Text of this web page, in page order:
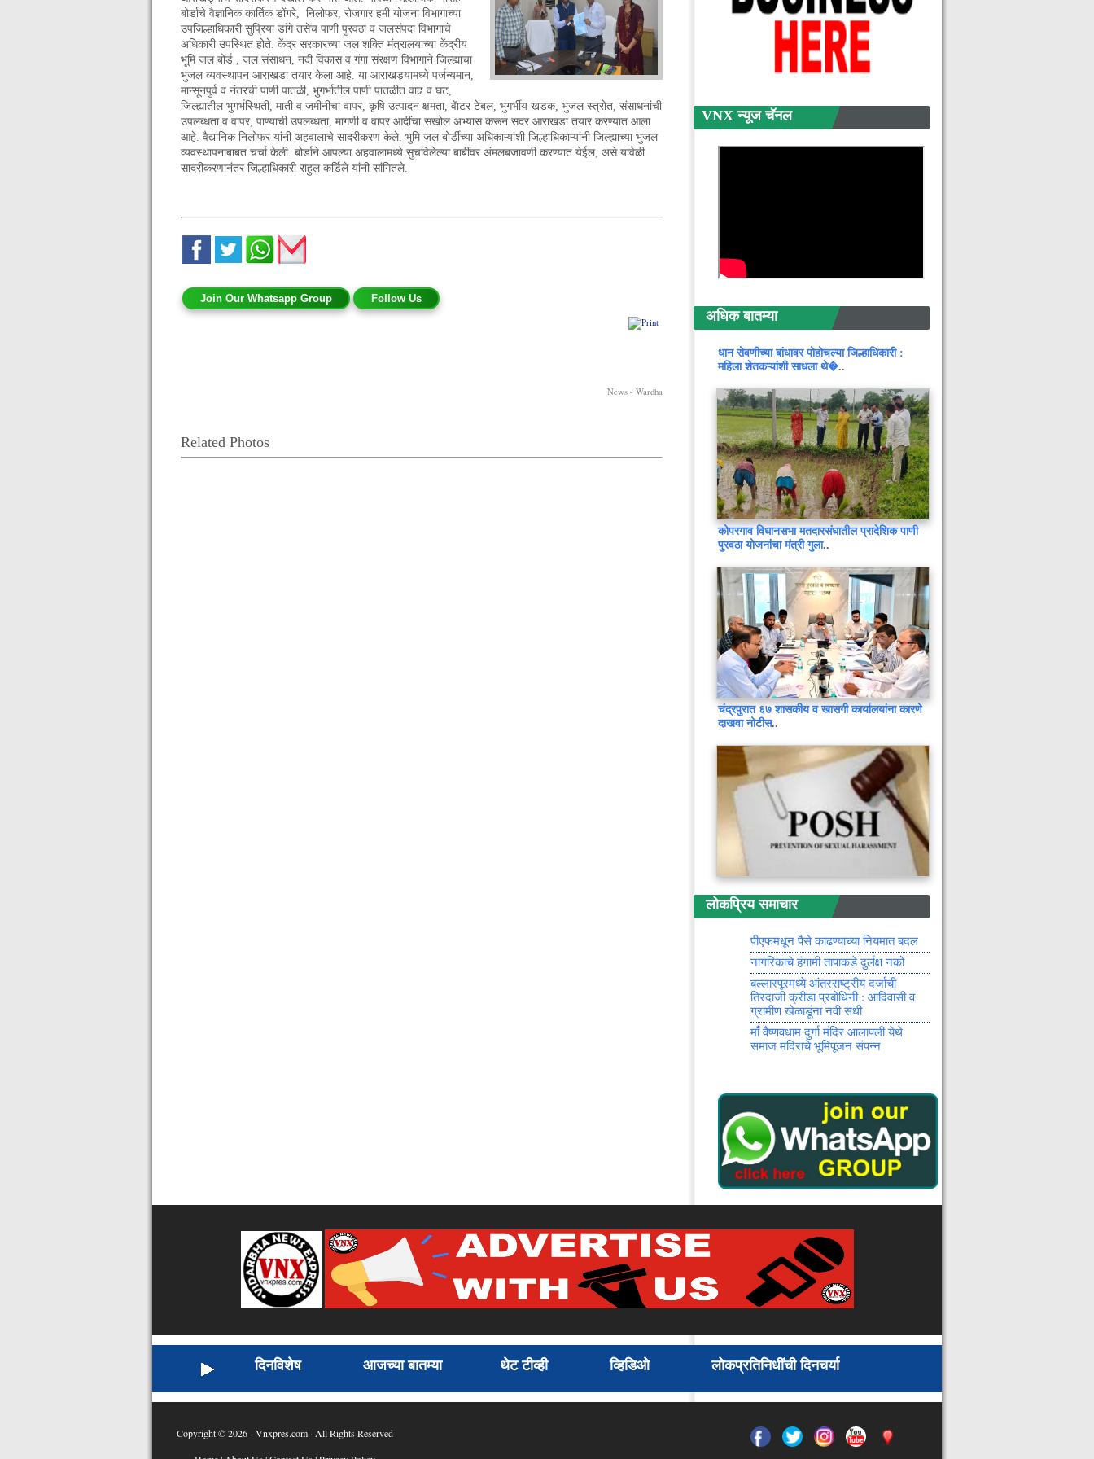
बोर्डाचे वैज्ञानिक कार्तिक डोंगरे, निलोफर, रोजगार हमी योजना विभागाच्या
उपजिल्हाधिकारी सुप्रिया डांगे तसेच पाणी पुरवठा व जलसंपदा विभागाचे
अधिकारी उपस्थित होते. केंद्र सरकारच्या जल शक्ति मंत्रालयाच्या केंद्रीय
भूमि जल बोर्ड , जल संसाधन, नदी विकास व गंगा संरक्षण विभागाने जिल्ह्याचा
भुजल व्यवस्थापन आराखडा तयार केला आहे. या आराखड्यामध्ये पर्जन्यमान,
मान्सूनपुर्व व नंतरची पाणी पातळी, भुगर्भातील पाणी पातळीत वाढ व घट,
जिल्ह्यातील भुगर्भस्थिती, माती व जमीनीचा वापर, कृषि उत्पादन क्षमता, वॅाटर टेबल, भुगर्भीय खडक, भुजल स्त्रोत, संसाधनांची
उपलब्धता व वापर, पाण्याची उपलब्धता, मागणी व वापर आदींचा सखोल अभ्यास करून सदर आराखडा तयार करण्यात आला
आहे. वैद्यानिक निलोफर यांनी अहवालाचे सादरीकरण केले. भुमि जल बोर्डीच्या अधिकाऱ्यांशी जिल्हाधिकाऱ्यांनी जिल्ह्याच्या भुजल
व्यवस्थापनाबाबत चर्चा केली. बोर्डाने आपल्या अहवालामध्ये सुचविलेल्या बाबींवर अंमलबजावणी करण्यात येईल, असे यावेळी
सादरीकरणानंतर जिल्हाधिकारी राहुल कर्डिले यांनी सांगितले.
Join Our Whatsapp Group Follow Us
News - Wardha
Related Photos
VNX न्यूज चॅनल
अधिक बातम्या
धान रोवणीच्या बांधावर पोहोचल्या जिल्हाधिकारी :
महिला शेतकऱ्यांशी साधला थे�..
कोपरगाव विधानसभा मतदारसंघातील प्रादेशिक पाणी
पुरवठा योजनांचा मंत्री गुला..
चंद्रपुरात ६७ शासकीय व खासगी कार्यालयांना कारणे
दाखवा नोटीस..
लोकप्रिय समाचार
सफाई कामगारांच्या सन्मानासाठी भव्य सेवा
गौरव दिन : १,२०० लाभार्थ्यांना ई-रिक्षा,
शिलाई मशीन व सायकलींचे वाटप
हिंद-दी-चादर प्रवेशद्वाराचे लोकार्पण : गुरु
तेग बहादूरजींचे जीवन मानवतेचा आदर्श –
आ. सुधीर मुनगंटीवार
वाढदिवसानिमित्त जनसेवेचा आदर्श : माजी
खासदार डॉ. अशोक नेते यांच्याकडून
मुख्यमंत्री सहायता निधीसाठी १ लाखांची
धक्कादायक : नवजात मुलीला बाथरुमच्या
खिडकीतून फेकले
विरोधी पक्षनेते विजय वडेट्टीवार
यांच्याकडून चहांदे कुटुंबीयांचे सांत्वन
राष्ट्रीय लोक अदालतीचे आयोजन
नक्षलग्रस्त गडचिरोली जिल्ह्यात २० हजार
धान खरेदीकरीता २८ फेब्रुवारीपर्यंत
मुदतवाढ
नवा मोबाइल खरेदी करून परतणाऱ्या
युवकाचा अपघातात मृत्यू : एक जखमी
पीएफमधून पैसे काढण्याच्या नियमात बदल
नागरिकांचे हंगामी तापाकडे दुर्लक्ष नको
बल्लारपूरमध्ये आंतरराष्ट्रीय दर्जाची
तिरंदाजी क्रीडा प्रबोधिनी : आदिवासी व
ग्रामीण खेळाडूंना नवी संधी
माँ वैष्णवधाम दुर्गा मंदिर आलापली येथे
श्रावणबाळ योजनेचे कामकाज ठप्प
ब्रिक्स शिष्टमंडळाला ताडोबात वाघांचे
संस्मरणीय दर्शन : संवर्धन व्यवस्थापनाचे
केले कौतुक
शास्त्रज्ञांचा धक्कादायक अहवाल :
करोनातून बरे झाल्यानंतरही १८ महिन्यानंतर
होऊ शकतो मृत्यू
आघाडी जिल्हाध्यक्षा गीता हिंगे
सर्वेक्षणाचे कामाकरीता २५८ अधिकारी व
कर्मचाऱ्यांची सेवा अधिग्रहीत
विसापूर आरोग्य शिबिरात ३६३ नागरिकांची
तपासणी
भारत अंतर्गत मोठे पाऊल
दिनविशेष आजच्या बातम्या थेट टीव्ही व्हिडिओ लोकप्रतिनिधींची दिनचर्या
Copyright © 2026 - Vnxpres.com · All Rights Reserved